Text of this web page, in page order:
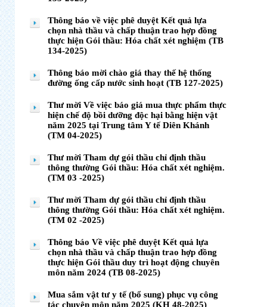
Thông báo về việc phê duyệt Kết quả lựa
chọn nhà thầu và chấp thuận trao hợp đồng
thực hiện Gói thầu: Hóa chất xét nghiệm (TB
134-2025)
Thông báo mời chào giá thay thế hệ thống
đường ống cấp nước sinh hoạt (TB 127-2025)
Thư mời Về việc báo giá mua thực phẩm thực
hiện chế độ bồi dưỡng độc hại bằng hiện vật
năm 2025 tại Trung tâm Y tế Diên Khánh
(TM 04-2025)
Thư mời Tham dự gói thầu chỉ định thầu
thông thường Gói thầu: Hóa chất xét nghiệm.
(TM 03 -2025)
Thư mời Tham dự gói thầu chỉ định thầu
thông thường Gói thầu: Hóa chất xét nghiệm.
(TM 02 -2025)
Thông báo Về việc phê duyệt Kết quả lựa
chọn nhà thầu và chấp thuận trao hợp đồng
thực hiện Gói thầu duy trì hoạt động chuyên
môn năm 2024 (TB 08-2025)
Mua sắm vật tư y tế (bổ sung) phục vụ công
tác chuyên môn năm 2025 (KH 48-2025)